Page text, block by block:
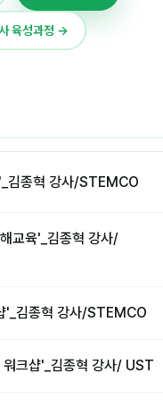
육성과정 →
김종혁 강사/STEMCO
교육'_김종혁 강사/
'_김종혁 강사/STEMCO
워크샵'_김종혁 강사/ UST